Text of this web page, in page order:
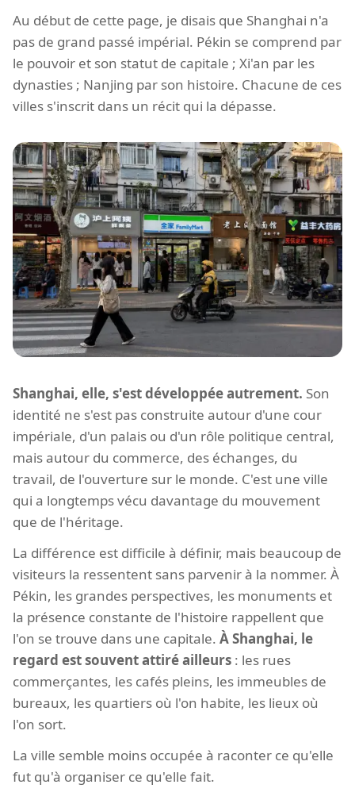
Au début de cette page, je disais que Shanghai n'a
pas de grand passé impérial. Pékin se comprend par
le pouvoir et son statut de capitale ; Xi'an par les
dynasties ; Nanjing par son histoire. Chacune de ces
villes s'inscrit dans un récit qui la dépasse.
Shanghai, elle, s'est développée autrement. Son
identité ne s'est pas construite autour d'une cour
impériale, d'un palais ou d'un rôle politique central,
mais autour du commerce, des échanges, du
travail, de l'ouverture sur le monde. C'est une ville
qui a longtemps vécu davantage du mouvement
que de l'héritage.
La différence est difficile à définir, mais beaucoup de
visiteurs la ressentent sans parvenir à la nommer. À
Pékin, les grandes perspectives, les monuments et
la présence constante de l'histoire rappellent que
l'on se trouve dans une capitale. À Shanghai, le
regard est souvent attiré ailleurs : les rues
commerçantes, les cafés pleins, les immeubles de
bureaux, les quartiers où l'on habite, les lieux où
l'on sort.
La ville semble moins occupée à raconter ce qu'elle
fut qu'à organiser ce qu'elle fait.